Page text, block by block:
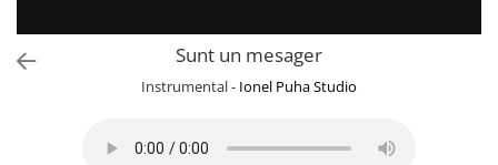
Sunt un mesager
Instrumental - Ionel Puha Studio